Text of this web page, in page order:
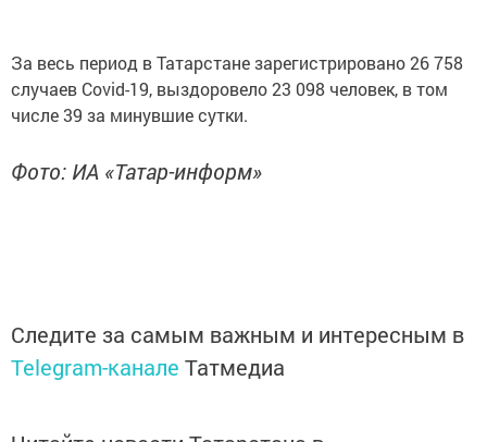
За весь период в Татарстане зарегистрировано 26 758
случаев Covid-19, выздоровело 23 098 человек, в том
числе 39 за минувшие сутки.
Фото: ИА «Татар-информ»
Следите за самым важным и интересным в
Telegram-канале Татмедиа